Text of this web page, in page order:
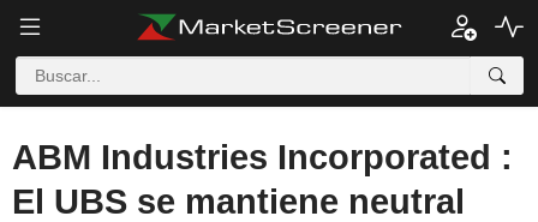
ABM Industries Incorporated :
El UBS se mantiene neutral